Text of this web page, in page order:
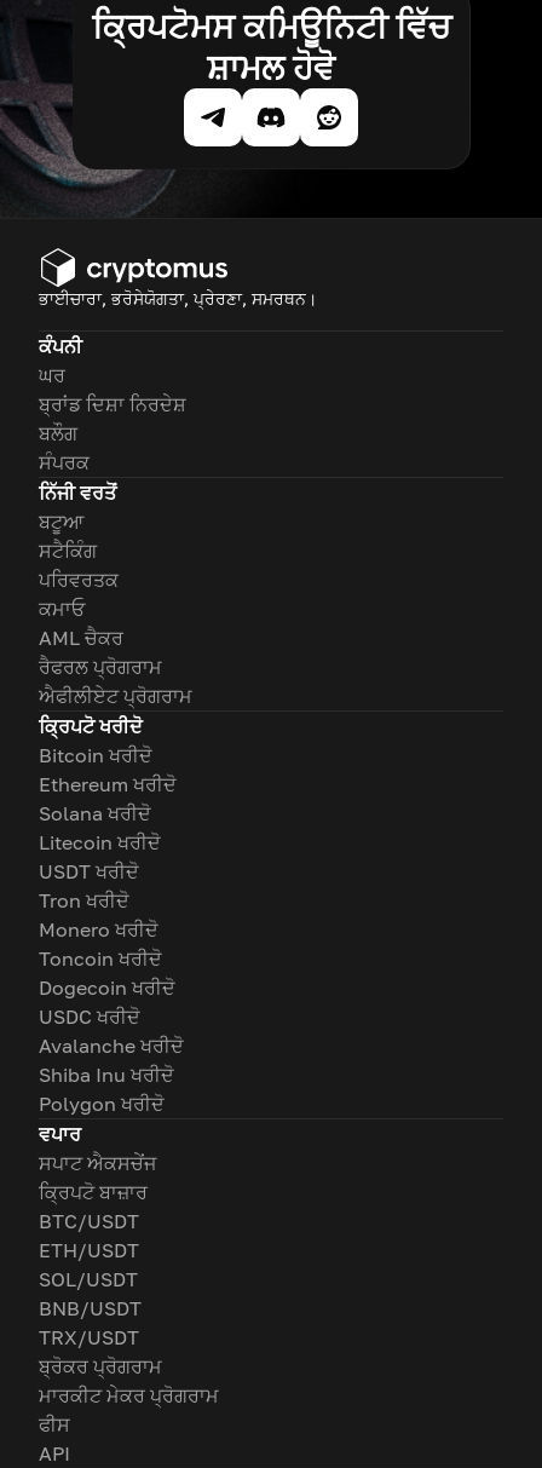
ਕ੍ਰਿਪਟੋਮਸ ਕਮਿਊਨਿਟੀ ਵਿੱਚ
ਸ਼ਾਮਲ ਹੋਵੋ
ਭਾਈਚਾਰਾ, ਭਰੋਸੇਯੋਗਤਾ, ਪ੍ਰੇਰਣਾ, ਸਮਰਥਨ।
ਕੰਪਨੀ
ਘਰ
ਬ੍ਰਾਂਡ ਦਿਸ਼ਾ ਨਿਰਦੇਸ਼
ਬਲੌਗ
ਸੰਪਰਕ
ਨਿੱਜੀ ਵਰਤੋਂ
ਬਟੂਆ
ਸਟੈਕਿੰਗ
ਪਰਿਵਰਤਕ
ਕਮਾਓ
AML ਚੈਕਰ
ਰੈਫਰਲ ਪ੍ਰੋਗਰਾਮ
ਐਫੀਲੀਏਟ ਪ੍ਰੋਗਰਾਮ
ਕ੍ਰਿਪਟੋ ਖਰੀਦੋ
Bitcoin ਖਰੀਦੋ
Ethereum ਖਰੀਦੋ
Solana ਖਰੀਦੋ
Litecoin ਖਰੀਦੋ
USDT ਖਰੀਦੋ
Tron ਖਰੀਦੋ
Monero ਖਰੀਦੋ
Toncoin ਖਰੀਦੋ
Dogecoin ਖਰੀਦੋ
USDC ਖਰੀਦੋ
Avalanche ਖਰੀਦੋ
Shiba Inu ਖਰੀਦੋ
Polygon ਖਰੀਦੋ
ਵਪਾਰ
ਸਪਾਟ ਐਕਸਚੇਂਜ
ਕ੍ਰਿਪਟੋ ਬਾਜ਼ਾਰ
BTC/USDT
ETH/USDT
SOL/USDT
BNB/USDT
TRX/USDT
ਬ੍ਰੋਕਰ ਪ੍ਰੋਗਰਾਮ
ਮਾਰਕੀਟ ਮੇਕਰ ਪ੍ਰੋਗਰਾਮ
ਫੀਸ
API